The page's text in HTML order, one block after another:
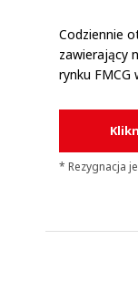
Codziennie
zawierający
rynku FMCG
* Rezygnacja